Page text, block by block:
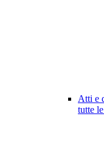
Atti e
tutte